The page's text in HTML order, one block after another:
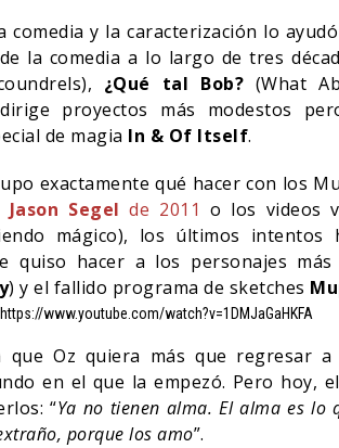
comedia y la caracterización lo
la comedia a lo largo de tres
¿Qué tal Bob? (What
proyectos más modestos
de magia In & Of Itself.
exactamente qué hacer con los
Jason Segelde 2011 o los videos
mágico), los últimos intentos
quiso hacer a los personajes más
) y el fallido programa de sketches
https://www.youtube.com/watch?v=1DMJaGaHKFA
Oz quiera más que regresar a
en el que la empezó. Pero hoy,
“Ya no tienen alma. El alma es lo
porque los amo”.